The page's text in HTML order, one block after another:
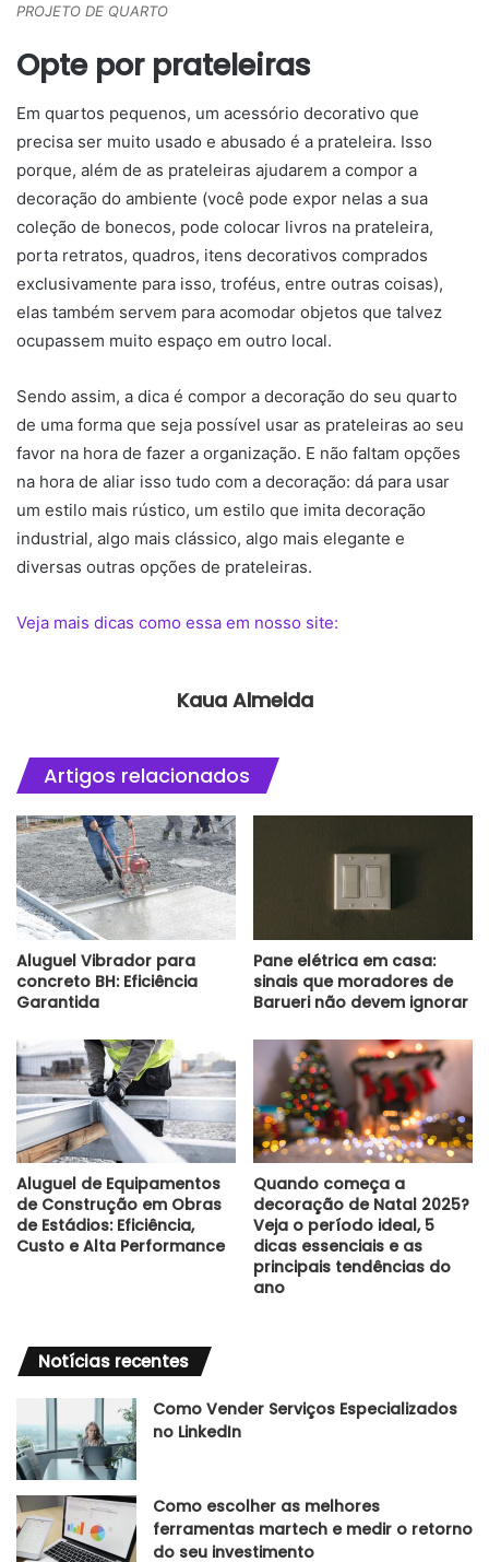
PROJETO DE QUARTO
Opte por prateleiras
Em quartos pequenos, um acessório decorativo que
precisa ser muito usado e abusado é a prateleira. Isso
porque, além de as prateleiras ajudarem a compor a
decoração do ambiente (você pode expor nelas a sua
coleção de bonecos, pode colocar livros na prateleira,
porta retratos, quadros, itens decorativos comprados
exclusivamente para isso, troféus, entre outras coisas),
elas também servem para acomodar objetos que talvez
ocupassem muito espaço em outro local.
Sendo assim, a dica é compor a decoração do seu quarto
de uma forma que seja possível usar as prateleiras ao seu
favor na hora de fazer a organização. E não faltam opções
na hora de aliar isso tudo com a decoração: dá para usar
um estilo mais rústico, um estilo que imita decoração
industrial, algo mais clássico, algo mais elegante e
diversas outras opções de prateleiras.
Veja mais dicas como essa em nosso site:
Kaua Almeida
Artigos relacionados
Aluguel Vibrador para
concreto BH: Eficiência
Garantida
Pane elétrica em casa:
sinais que moradores de
Barueri não devem ignorar
Aluguel de Equipamentos
de Construção em Obras
de Estádios: Eficiência,
Custo e Alta Performance
Quando começa a
decoração de Natal 2025?
Veja o período ideal, 5
dicas essenciais e as
principais tendências do
ano
Notícias recentes
Como Vender Serviços Especializados
no LinkedIn
Como escolher as melhores
ferramentas martech e medir o retorno
do seu investimento